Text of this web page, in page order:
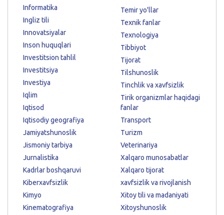
Informatika
Ingliz tili
Innovatsiyalar
Inson huquqlari
Investitsion tahlil
Investitsiya
Investiya
Iqlim
Iqtisod
Iqtisodiy geografiya
Jamiyatshunoslik
Jismoniy tarbiya
Jurnalistika
Kadrlar boshqaruvi
Kiberxavfsizlik
Kimyo
Kinematografiya
Temir yo'llar
Texnik fanlar
Texnologiya
Tibbiyot
Tijorat
Tilshunoslik
Tinchlik va xavfsizlik
Tirik organizmlar haqidagi
fanlar
Transport
Turizm
Veterinariya
Xalqaro munosabatlar
Xalqaro tijorat
xavfsizlik va rivojlanish
Xitoy tili va madaniyati
Xitoyshunoslik